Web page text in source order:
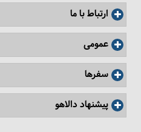
ارتباط با ما
عمومی
سفرها
پیشنهاد دالاهو